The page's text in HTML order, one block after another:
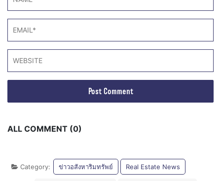
ALL COMMENT (0)
Category: ข่าวอสังหาริมทรัพย์ Real Estate News